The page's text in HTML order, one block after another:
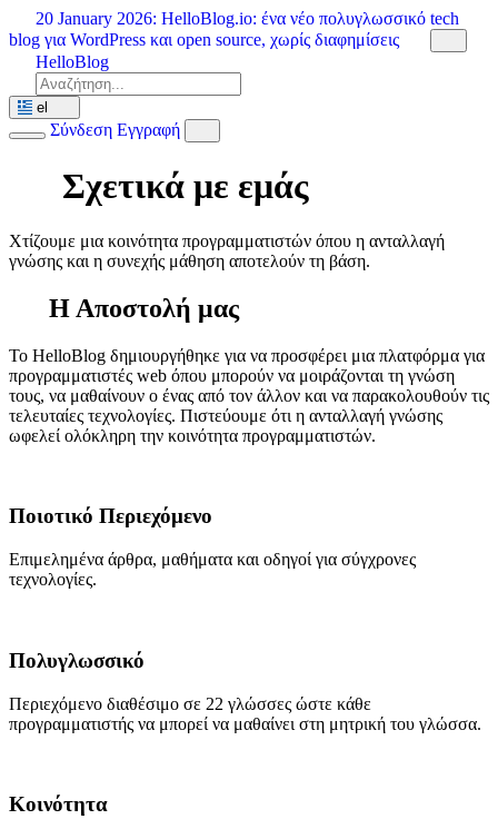
Μετάβαση
στο
περιεχόμενο
20 January 2026: HelloBlog.io: ένα νέο πολυγλωσσικό tech
blog για WordPress και open source, χωρίς διαφημίσεις
HelloBlog
el
Σύνδεση Εγγραφή
Σχετικά με εμάς
Χτίζουμε μια κοινότητα προγραμματιστών όπου η ανταλλαγή
γνώσης και η συνεχής μάθηση αποτελούν τη βάση.
Η Αποστολή μας
Το HelloBlog δημιουργήθηκε για να προσφέρει μια πλατφόρμα για
προγραμματιστές web όπου μπορούν να μοιράζονται τη γνώση
τους, να μαθαίνουν ο ένας από τον άλλον και να παρακολουθούν τις
τελευταίες τεχνολογίες. Πιστεύουμε ότι η ανταλλαγή γνώσης
ωφελεί ολόκληρη την κοινότητα προγραμματιστών.
Ποιοτικό Περιεχόμενο
Επιμελημένα άρθρα, μαθήματα και οδηγοί για σύγχρονες
τεχνολογίες.
Πολυγλωσσικό
Περιεχόμενο διαθέσιμο σε 22 γλώσσες ώστε κάθε
προγραμματιστής να μπορεί να μαθαίνει στη μητρική του γλώσσα.
Κοινότητα